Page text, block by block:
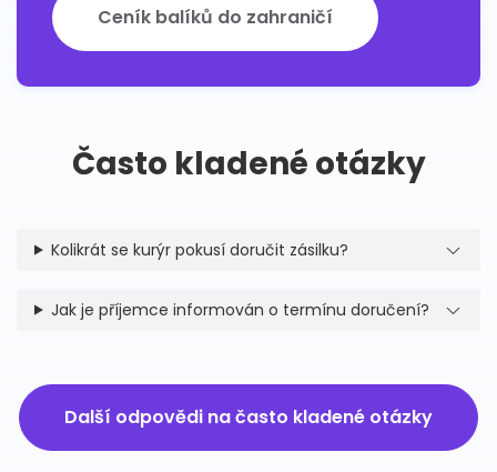
Ceník balíků do zahraničí
Často kladené otázky
Kolikrát se kurýr pokusí doručit zásilku?
Jak je příjemce informován o termínu doručení?
Další odpovědi na často kladené otázky